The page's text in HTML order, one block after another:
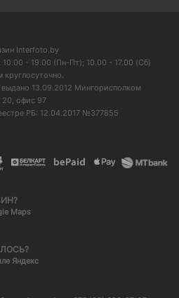
Interfoto.by
- 19.00 (Пн-Пт); 10.00 - 17.00 (Сб)
круглосуточно.
13.09.2012 Мингорисполком
20, офис 97
РБ: 12.04.2017 №377855
Maps
Яндекс